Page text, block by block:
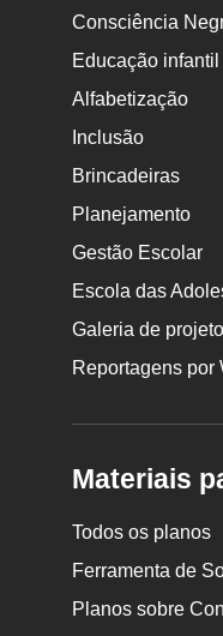
Consciência
Educação infantil
Alfabetização
Inclusão
Brincadeiras
Planejamento
Gestão Escolar
Escola das
Galeria de
Reportagens por
Materiais
Todos os planos
Ferramenta de
Planos sobre